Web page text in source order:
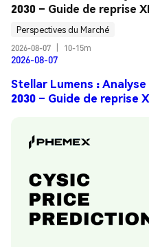
2030 – Guide de reprise
Perspectives du Marché
2026-08-07
10-15m
2026-08-07
Stellar Lumens :
2030 – Guide de reprise